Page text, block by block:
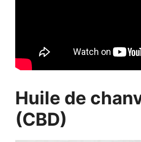
Huile de
(CBD)